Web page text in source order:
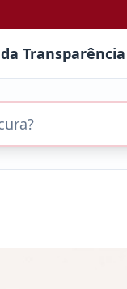
Transparência